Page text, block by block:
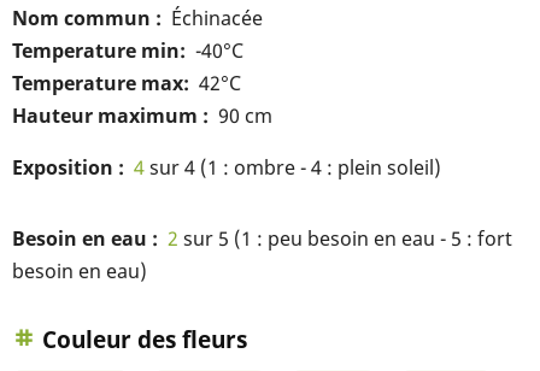
Nom commun
Échinacée
Temperature min
-40°C
Temperature max 42°C
Hauteur maximum
90 cm
Exposition
4sur 4 (1 : ombre - 4 : plein soleil)
Besoin en eau 2 sur 5 (1 : peu besoin en eau - 5 : fort
besoin en eau)
Couleur des fleurs